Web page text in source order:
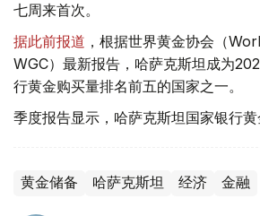
七周来首次。
据此前报道 ，根据世界黄金协会（
WGC）最新报告，哈萨克斯坦成为
行黄金购买量排名前五的国家之一。
季度报告显示，哈萨克斯坦国家银行黄
黄金储备 哈萨克斯坦 经济 金融